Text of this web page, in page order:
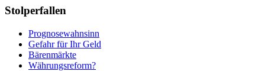
Stolperfallen
Prognosewahnsinn
Gefahr für Ihr Geld
Bärenmärkte
Währungsreform?